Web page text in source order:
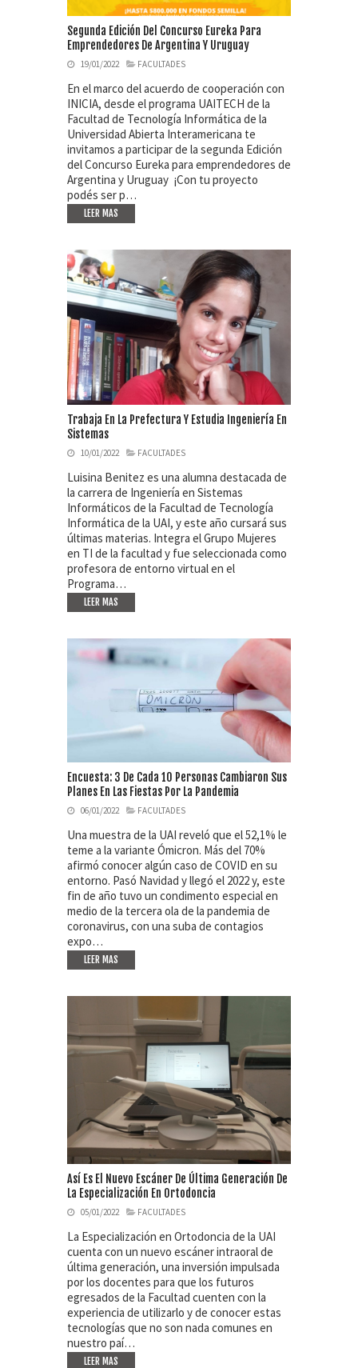
Segunda Edición Del Concurso Eureka Para
Emprendedores De Argentina Y Uruguay
19/01/2022 FACULTADES
En el marco del acuerdo de cooperación con
INICIA, desde el programa UAITECH de la
Facultad de Tecnología Informática de la
Universidad Abierta Interamericana te
invitamos a participar de la segunda Edición
del Concurso Eureka para emprendedores de
Argentina y Uruguay ¡Con tu proyecto
podés ser p…
LEER MAS
Trabaja En La Prefectura Y Estudia Ingeniería En
Sistemas
10/01/2022 FACULTADES
Luisina Benitez es una alumna destacada de
la carrera de Ingeniería en Sistemas
Informáticos de la Facultad de Tecnología
Informática de la UAI, y este año cursará sus
últimas materias. Integra el Grupo Mujeres
en TI de la facultad y fue seleccionada como
profesora de entorno virtual en el
Programa…
LEER MAS
Encuesta: 3 De Cada 10 Personas Cambiaron Sus
Planes En Las Fiestas Por La Pandemia
06/01/2022 FACULTADES
Una muestra de la UAI reveló que el 52,1% le
teme a la variante Ómicron. Más del 70%
afirmó conocer algún caso de COVID en su
entorno. Pasó Navidad y llegó el 2022 y, este
fin de año tuvo un condimento especial en
medio de la tercera ola de la pandemia de
coronavirus, con una suba de contagios
expo…
LEER MAS
Así Es El Nuevo Escáner De Última Generación De
La Especialización En Ortodoncia
05/01/2022 FACULTADES
La Especialización en Ortodoncia de la UAI
cuenta con un nuevo escáner intraoral de
última generación, una inversión impulsada
por los docentes para que los futuros
egresados de la Facultad cuenten con la
experiencia de utilizarlo y de conocer estas
tecnologías que no son nada comunes en
nuestro paí…
LEER MAS